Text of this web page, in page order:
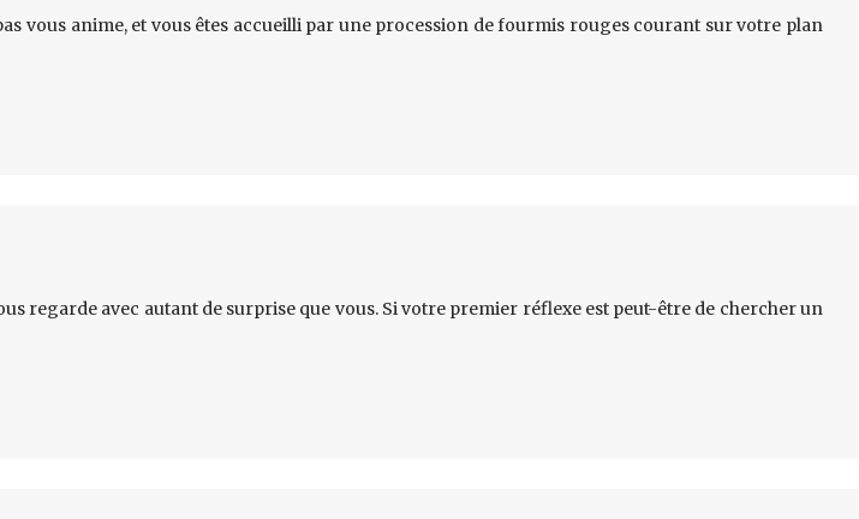
vous anime, et vous êtes accueilli par une procession de fourmis rouges courant sur votre plan
regarde avec autant de surprise que vous. Si votre premier réflexe est peut-être de chercher un